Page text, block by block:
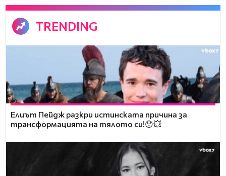
TRENDING
Елиът Пейдж разкри истинската причина за
трансформацията на тялото си!😯💥